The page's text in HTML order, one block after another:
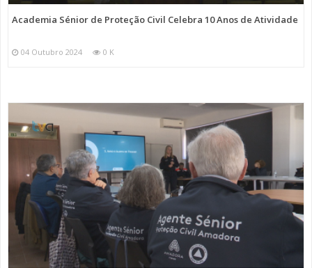
Academia Sénior de Proteção Civil Celebra 10 Anos de Atividade
04 Outubro 2024 0 K